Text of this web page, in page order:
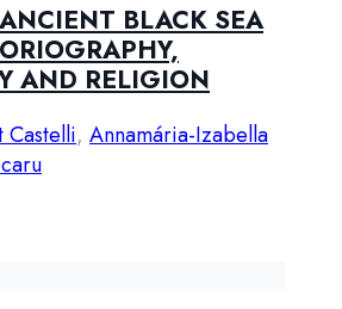
BLACK SEA
AND RELIGION
Castelli, Annamária-Izabella